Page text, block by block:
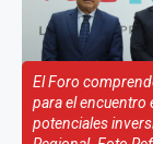
El Foro
para el
potenciales